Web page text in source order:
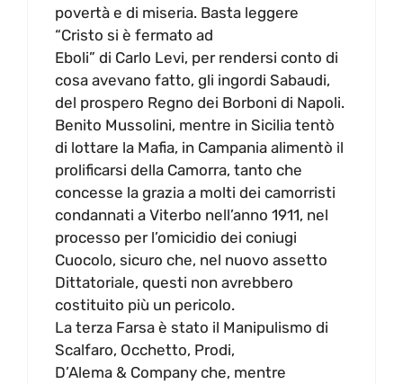
povertà e di miseria. Basta leggere
“Cristo si è fermato ad
Eboli” di Carlo Levi, per rendersi conto di
cosa avevano fatto, gli ingordi Sabaudi,
del prospero Regno dei Borboni di Napoli.
Benito Mussolini, mentre in Sicilia tentò
di lottare la Mafia, in Campania alimentò il
prolificarsi della Camorra, tanto che
concesse la grazia a molti dei camorristi
condannati a Viterbo nell’anno 1911, nel
processo per l’omicidio dei coniugi
Cuocolo, sicuro che, nel nuovo assetto
Dittatoriale, questi non avrebbero
costituito più un pericolo.
La terza Farsa è stato il Manipulismo di
Scalfaro, Occhetto, Prodi,
D’Alema & Company che, mentre